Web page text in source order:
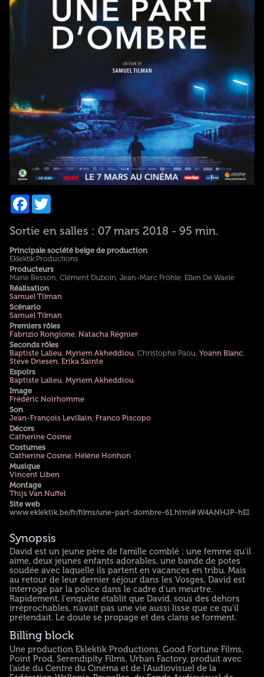
Facebook
Twitter
Sortie en salles : 07 mars 2018 - 95 min.
Principale société belge de production
Eklektik Productions
Producteurs
Marie Besson, Clément Duboin, Jean-Marc Fröhle, Ellen De Waele
Réalisation
Samuel Tilman
Scénario
Samuel Tilman
Premiers rôles
Fabrizio Rongione, Natacha Régnier
Seconds rôles
Baptiste Lalieu, Myriem Akheddiou, Christophe Paou, Yoann Blanc,
Steve Driesen, Erika Sainte
Espoirs
Baptiste Lalieu, Myriem Akheddiou
Image
Frédéric Noirhomme
Son
Jean-François Levillain, Franco Piscopo
Décors
Catherine Cosme
Costumes
Catherine Cosme, Hélène Honhon
Musique
Vincent Liben
Montage
Thijs Van Nuffel
Site web
www.eklektik.be/fr/films/une-part-dombre-61.html#.W4ANHJP-hEI
Synopsis
David est un jeune père de famille comblé : une femme qu'il
aime, deux jeunes enfants adorables, une bande de potes
soudée avec laquelle ils partent en vacances en tribu. Mais
au retour de leur dernier séjour dans les Vosges, David est
interrogé par la police dans le cadre d'un meurtre.
Rapidement, l'enquête établit que David, sous des dehors
irréprochables, n'avait pas une vie aussi lisse que ce qu'il
prétendait. Le doute se propage et des clans se forment.
Billing block
Une production Eklektik Productions, Good Fortune Films,
Point Prod, Serendipity Films, Urban Factory, produit avec
l'aide du Centre du Cinéma et de l'Audiovisuel de la